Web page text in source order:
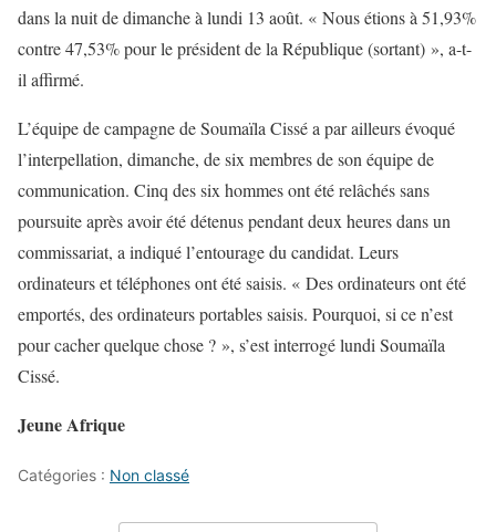
dans la nuit de dimanche à lundi 13 août. « Nous étions à 51,93%
contre 47,53% pour le président de la République (sortant) », a-t-
il affirmé.
L’équipe de campagne de Soumaïla Cissé a par ailleurs évoqué
l’interpellation, dimanche, de six membres de son équipe de
communication. Cinq des six hommes ont été relâchés sans
poursuite après avoir été détenus pendant deux heures dans un
commissariat, a indiqué l’entourage du candidat. Leurs
ordinateurs et téléphones ont été saisis. « Des ordinateurs ont été
emportés, des ordinateurs portables saisis. Pourquoi, si ce n’est
pour cacher quelque chose ? », s’est interrogé lundi Soumaïla
Cissé.
Jeune Afrique
Catégories : Non classé